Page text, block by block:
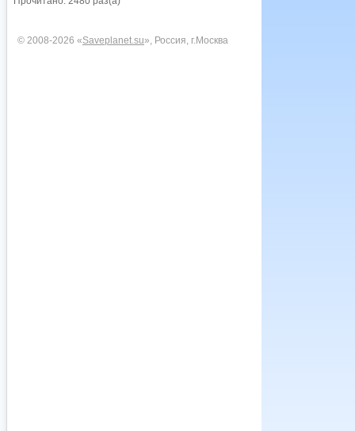
© 2008-2026 «Saveplanet.su», Россия, г.Москва